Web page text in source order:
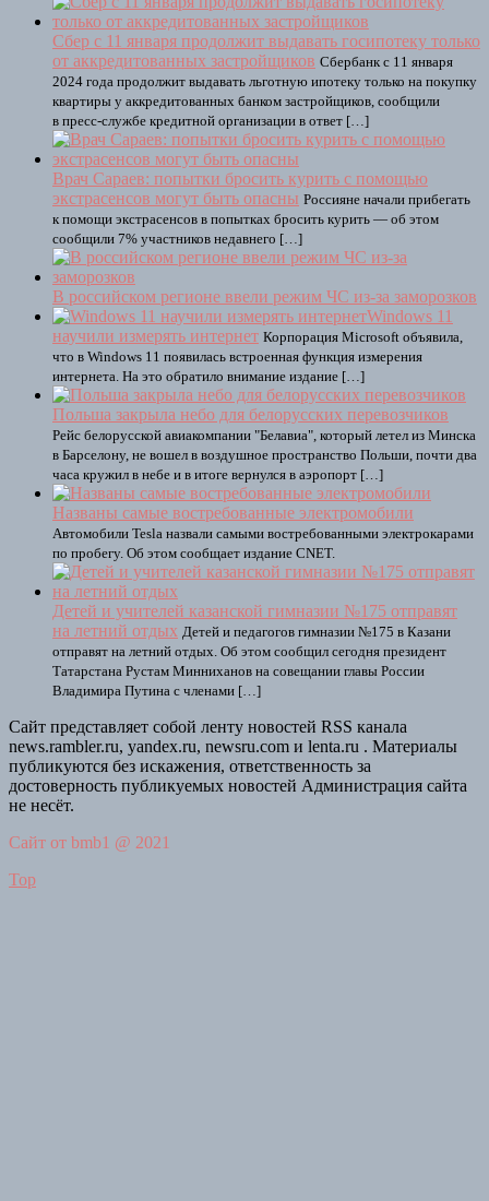
Сбер с 11 января продолжит выдавать госипотеку только
от аккредитованных застройщиков Сбербанк с 11 января
2024 года продолжит выдавать льготную ипотеку только на покупку
квартиры у аккредитованных банком застройщиков, сообщили
в пресс-службе кредитной организации в ответ […]
Врач Сараев: попытки бросить курить с помощью
экстрасенсов могут быть опасны Россияне начали прибегать
к помощи экстрасенсов в попытках бросить курить — об этом
сообщили 7% участников недавнего […]
В российском регионе ввели режим ЧС из-за заморозков
Windows 11
научили измерять интернет Корпорация Microsoft объявила,
что в Windows 11 появилась встроенная функция измерения
интернета. На это обратило внимание издание […]
Польша закрыла небо для белорусских перевозчиков
Рейс белорусской авиакомпании "Белавиа", который летел из Минска
в Барселону, не вошел в воздушное пространство Польши, почти два
часа кружил в небе и в итоге вернулся в аэропорт […]
Названы самые востребованные электромобили
Автомобили Tesla назвали самыми востребованными электрокарами
по пробегу. Об этом сообщает издание CNET.
Детей и учителей казанской гимназии №175 отправят
на летний отдых Детей и педагогов гимназии №175 в Казани
отправят на летний отдых. Об этом сообщил сегодня президент
Татарстана Рустам Минниханов на совещании главы России
Владимира Путина с членами […]
Сайт представляет собой ленту новостей RSS канала
news.rambler.ru, yandex.ru, newsru.com и lenta.ru . Материалы
публикуются без искажения, ответственность за
достоверность публикуемых новостей Администрация сайта
не несёт.
Сайт от bmb1 @ 2021
Top